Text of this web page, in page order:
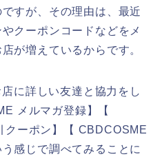
すが、その理由は、最近
クーポンコードなどをメ
が増えているからです。
に詳しい友達と協力をし
メルマガ登録】【
ーポン】【 CBDCOSME
感じで調べてみることに